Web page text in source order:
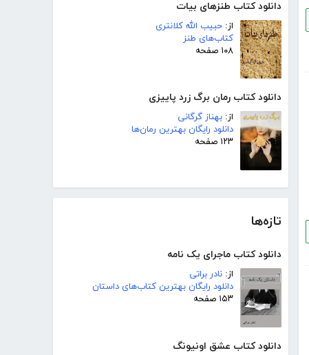
دانلود کتاب طنزهای بیات
از: حبیب الله کلانتری
کتاب‌های طنز
۱۰۸ صفحه
دانلود کتاب رمان برگ زرد پاییزی
از: بهناز گرگانی
دانلود رایگان بهترین رمان‌ها
۱۲۳ صفحه
تازه‌ها
دانلود کتاب ماجرای یک نامه
از: نادر براتی
دانلود رایگان بهترین کتاب‌های داستان
۱۵۳ صفحه
دانلود کتاب عشق اونیونگ